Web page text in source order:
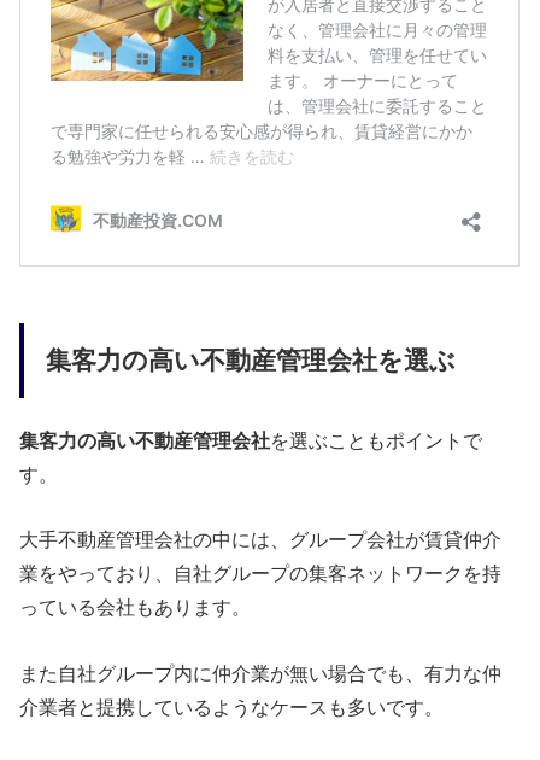
集客力の高い不動産管理会社を選ぶ
集客力の高い不動産管理会社を選ぶこともポイントで
す。
大手不動産管理会社の中には、グループ会社が賃貸仲介
業をやっており、自社グループの集客ネットワークを持
っている会社もあります。
また自社グループ内に仲介業が無い場合でも、有力な仲
介業者と提携しているようなケースも多いです。